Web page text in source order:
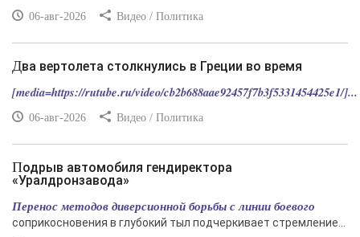
06-авг-2026 Видео / Политика
Два вертолета столкнулись в Греции во время
[media=https://rutube.ru/video/cb2b688aae92457f7b3f5331454425e1/]...
06-авг-2026 Видео / Политика
Подрыв автомобиля гендиректора
«Уралдронзавода»
Перенос методов диверсионной борьбы с линии боевого
соприкосновения в глубокий тыл подчеркивает стремление...